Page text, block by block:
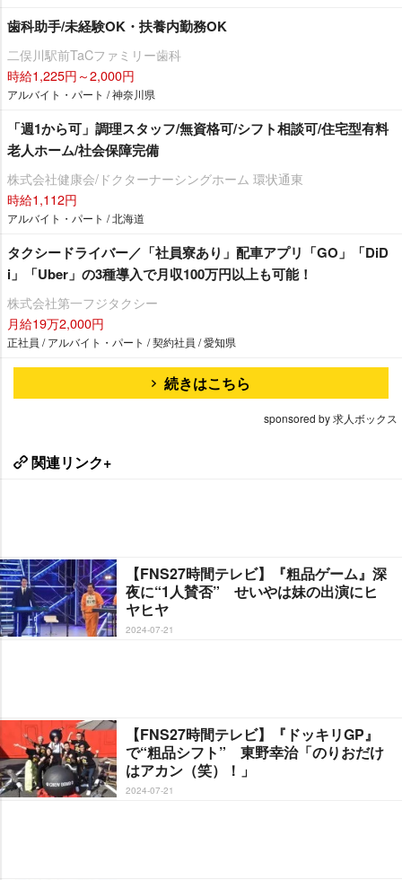
歯科助手/未経験OK・扶養内勤務OK
二俣川駅前TaCファミリー歯科
時給1,225円～2,000円
アルバイト・パート / 神奈川県
「週1から可」調理スタッフ/無資格可/シフト相談可/住宅型有料
老人ホーム/社会保障完備
株式会社健康会/ドクターナーシングホーム 環状通東
時給1,112円
アルバイト・パート / 北海道
タクシードライバー／「社員寮あり」配車アプリ「GO」「DiD
i」「Uber」の3種導入で月収100万円以上も可能！
株式会社第一フジタクシー
月給19万2,000円
正社員 / アルバイト・パート / 契約社員 / 愛知県
続きはこちら
sponsored by 求人ボックス
関連リンク+
【FNS27時間テレビ】『粗品ゲーム』深
夜に“1人賛否” せいやは妹の出演にヒ
ヤヒヤ
2024-07-21
【FNS27時間テレビ】『ドッキリGP』
で“粗品シフト” 東野幸治「のりおだけ
はアカン（笑）！」
2024-07-21